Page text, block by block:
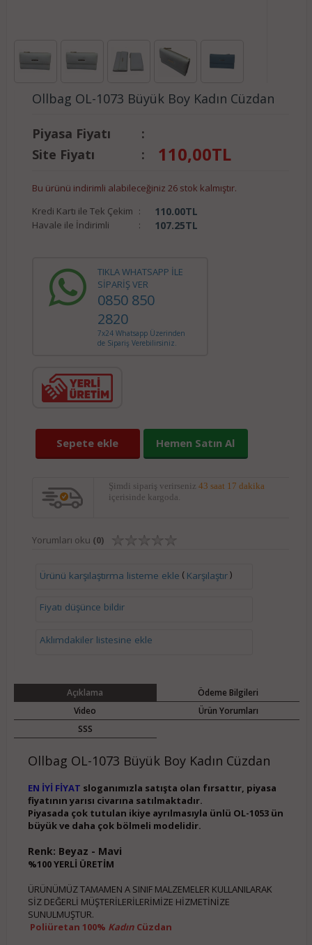
Ollbag OL-1073 Büyük Boy Kadın Cüzdan
Piyasa Fiyatı
:
Site Fiyatı
: 110,00TL
Bu ürünü indirimli alabileceğiniz 26 stok kalmıştır.
Kredi Kartı ile Tek Çekim : 110.00TL
Havale ile İndirimli : 107.25TL
TIKLA WHATSAPP İLE
SİPARİŞ VER
0850 850
2820
7x24 Whatsapp Üzerinden
de Sipariş Verebilirsiniz.
Sepete ekle Hemen Satın Al
Şimdi sipariş verirseniz 43 saat 17 dakika
içerisinde kargoda.
Yorumları oku (0)
Ürünü karşılaştırma listeme ekle ( Karşılaştır)
Fiyatı düşünce bildir
Aklımdakiler listesine ekle
Açıklama
Ödeme Bilgileri
Video
Ürün Yorumları
SSS
Ollbag OL-1073 Büyük Boy Kadın Cüzdan
EN İYİ FİYAT sloganımızla satışta olan fırsattır, piyasa
fiyatının yarısı civarına satılmaktadır.
Piyasada çok tutulan ikiye ayrılmasıyla ünlü OL-1053 ün
büyük ve daha çok bölmeli modelidir.
Renk: Beyaz - Mavi
%100 YERLİ ÜRETİM
ÜRÜNÜMÜZ TAMAMEN A SINIF MALZEMELER KULLANILARAK
SİZ DEĞERLİ MÜŞTERİLERİLERİMİZE HİZMETİNİZE
SUNULMUŞTUR.
Poliüretan 100% KadınCüzdan